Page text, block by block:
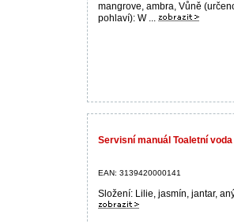
mangrove, ambra, Vůně
pohlaví): W ...
Servisní manuál Toaletní
EAN: 3139420000141
Složení: Lilie, jasmín, jantar,